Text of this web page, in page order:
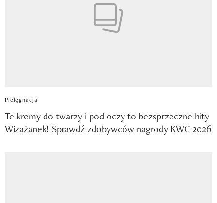
Pielęgnacja
Te kremy do twarzy i pod oczy to bezsprzeczne hity
Wizażanek! Sprawdź zdobywców nagrody KWC 2026